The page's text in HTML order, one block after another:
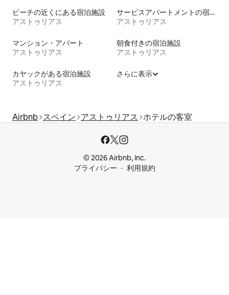
ビーチの近くにある宿泊施設
アストゥリアス
サービスアパートメントの宿泊施設
アストゥリアス
マンション・アパート
アストゥリアス
朝食付きの宿泊施設
アストゥリアス
カヤックがある宿泊施設
アストゥリアス
さらに表示
Airbnb スペイン アストゥリアス ホテルの客室
© 2026 Airbnb, Inc.
プライバシー
利用規約